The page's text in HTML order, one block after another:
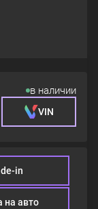
в наличии
VIN
in
на авто